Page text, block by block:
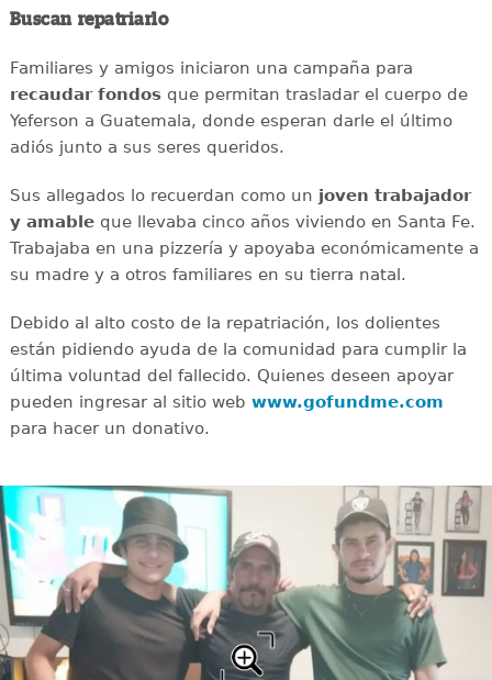
Buscan repatriarlo
Familiares y amigos iniciaron una campaña para
recaudar fondosque permitan trasladar el cuerpo de
Yeferson a Guatemala, donde esperan darle el último
adiós junto a sus seres queridos.
Sus allegados lo recuerdan como un joven trabajador
y amableque llevaba cinco años viviendo en Santa Fe.
Trabajaba en una pizzería y apoyaba económicamente a
su madre y a otros familiares en su tierra natal.
Debido al alto costo de la repatriación, los dolientes
están pidiendo ayuda de la comunidad para cumplir la
última voluntad del fallecido. Quienes deseen apoyar
pueden ingresar al sitio web www.gofundme.com
para hacer un donativo.